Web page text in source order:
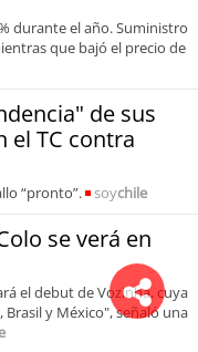
durante el año. Suministro
que bajó el precio de
de sus
el TC contra
“pronto”. soychile
se verá en
el debut de Vozinha, cuya
y México", señaló una